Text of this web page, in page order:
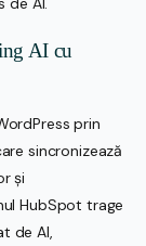
AI cu
prin
sincronizează
și
HubSpot trage
de AI,